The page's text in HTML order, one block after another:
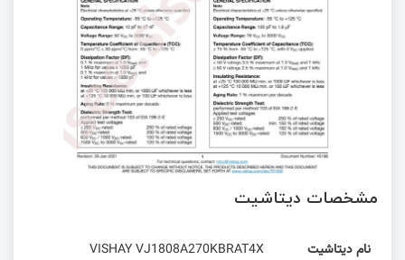
مشخصات دیتاشیت
نام دیتاشیت VISHAY VJ1808A270KBRAT4X